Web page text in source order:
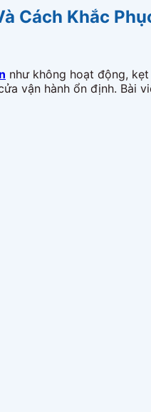
Cách Khắc
như không hoạt động,
vận hành ổn định. Bài